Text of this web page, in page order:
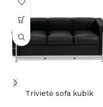
Trivietė sofa kubik